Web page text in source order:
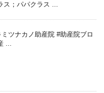
ス；パパクラス ...
ツナカノ助産院 #助産院ブロ
...